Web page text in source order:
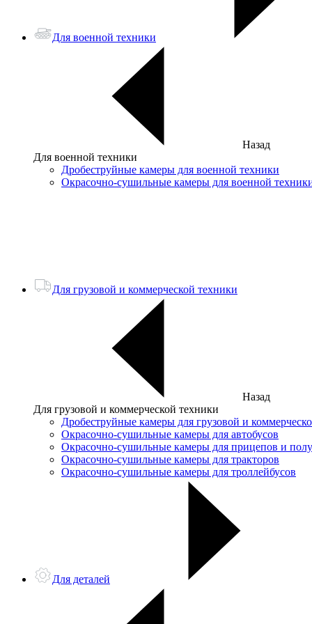
Для военной техники
Назад
Для военной техники
Дробеструйные камеры для военной техники
Окрасочно-сушильные камеры для военной
Для грузовой и коммерческой техники
Назад
Для грузовой и коммерческой техники
Дробеструйные камеры для грузовой и
Окрасочно-сушильные камеры для автобусов
Окрасочно-сушильные камеры для прицепов и
Окрасочно-сушильные камеры для тракторов
Окрасочно-сушильные камеры для троллейбусов
Для деталей